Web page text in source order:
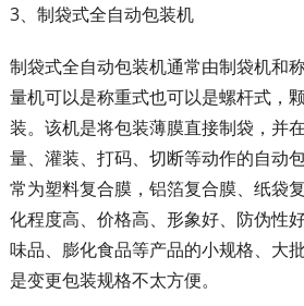
3、制袋式全自动包装机
制袋式全自动包装机通常由制袋机和
量机可以是称重式也可以是螺杆式，
装。该机是将包装薄膜直接制袋，并
量、灌装、打码、切断等动作的自动
常为塑料复合膜，铝箔复合膜、纸袋
化程度高、价格高、形象好、防伪性
味品、膨化食品等产品的小规格、大
是变更包装规格不太方便。